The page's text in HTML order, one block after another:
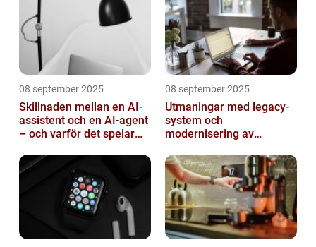
08 september 2025
Skillnaden mellan en AI-
assistent och en AI-agent
– och varför det spelar
08 september 2025
Utmaningar med legacy-
system och
modernisering av